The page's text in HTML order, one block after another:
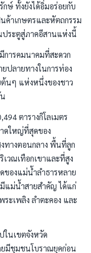
กษ์ ทั้งยังได้อิ่มอร่อยกับ
ค้าเกษตรและหัตถกรรม
ระตูสู่ภาคอีสานแห่งนี้
การคมนาคมที่สะดวก
ปลายทางในการท่อง
นๆ แห่งหนึ่งของชาว
ตารางกิโลเมตร
ดใหญ่ที่สุดของ
ทางตอนกลาง พื้นที่ลูก
วณเทือกเขาและที่สูง
ของแม่น้ำลำธารหลาย
แม่น้ำสายสำคัญ ได้แก่
ะเพลิง ลำตะคอง และ
นเขตจังหวัด
ยมีชุมชนโบราณยุคก่อน